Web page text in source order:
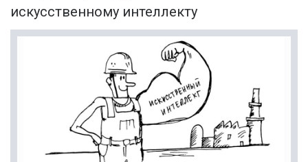
искусственному интеллекту